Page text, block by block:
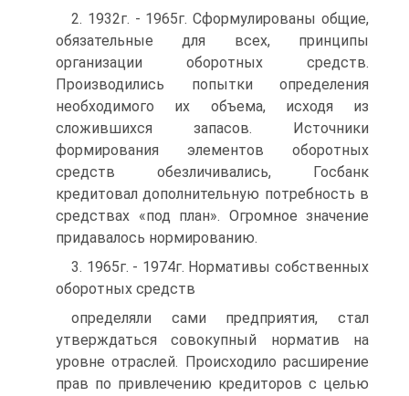
2. 1932г. - 1965г. Сформулированы общие,
обязательные для всех, принципы
организации оборотных средств.
Производились попытки определения
необходимого их объема, исходя из
сложившихся запасов. Источники
формирования элементов оборотных
средств обезличивались, Госбанк
кредитовал дополнительную потребность в
средствах «под план». Огромное значение
придавалось нормированию.
3. 1965г. - 1974г. Нормативы собственных
оборотных средств
определяли сами предприятия, стал
утверждаться совокупный норматив на
уровне отраслей. Происходило расширение
прав по привлечению кредиторов с целью